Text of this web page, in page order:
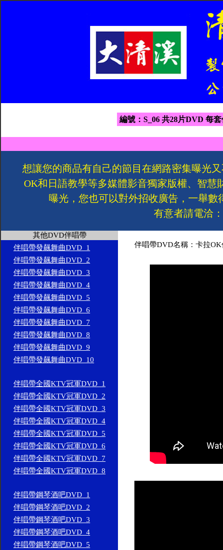
編號：S_06 共28片DVD 每
想讓您的商品有自己的節目在網路密集曝光
OK和日語教學等多媒體影音獨家版權、智
曝光，您也可以對外招收廣告，一舉
有意者請電洽
其他DVD伴唱帶
伴唱帶發飆舞曲DVD_1
伴唱帶發飆舞曲DVD_2
伴唱帶發飆舞曲DVD_3
伴唱帶發飆舞曲DVD_4
伴唱帶發飆舞曲DVD_5
伴唱帶發飆舞曲DVD_6
伴唱帶發飆舞曲DVD_7
伴唱帶發飆舞曲DVD_8
伴唱帶發飆舞曲DVD_9
伴唱帶發飆舞曲DVD_10
伴唱帶全國KTV冠軍DVD_1
伴唱帶全國KTV冠軍DVD_2
伴唱帶全國KTV冠軍DVD_3
伴唱帶全國KTV冠軍DVD_4
伴唱帶全國KTV冠軍DVD_5
伴唱帶全國KTV冠軍DVD_6
伴唱帶全國KTV冠軍DVD_7
伴唱帶全國KTV冠軍DVD_8
伴唱帶鋼琴酒吧DVD_1
伴唱帶鋼琴酒吧DVD_2
伴唱帶鋼琴酒吧DVD_3
伴唱帶鋼琴酒吧DVD_4
伴唱帶鋼琴酒吧DVD_5
伴唱帶DVD名稱：卡拉